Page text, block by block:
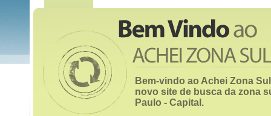
Bem-vindo ao Achei Zona
novo site de busca da zona
Paulo - Capital.